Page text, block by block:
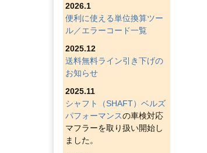
2026.1
便利に使える単位換算ツー
ル／エラーコード一覧
2025.12
送料無料ライン引き下げの
お知らせ
2025.11
シャフト（SHAFT）ベルズ
パフォーマンスの車検対応
マフラーを取り扱い開始し
ました。